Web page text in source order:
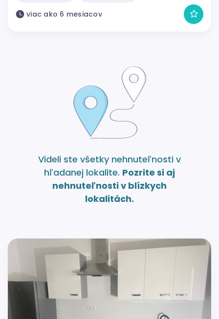
viac ako 6 mesiacov
Videli ste všetky nehnuteľnosti v
hľadanej lokalite. Pozrite si aj
nehnuteľnosti v blízkych
lokalitách.